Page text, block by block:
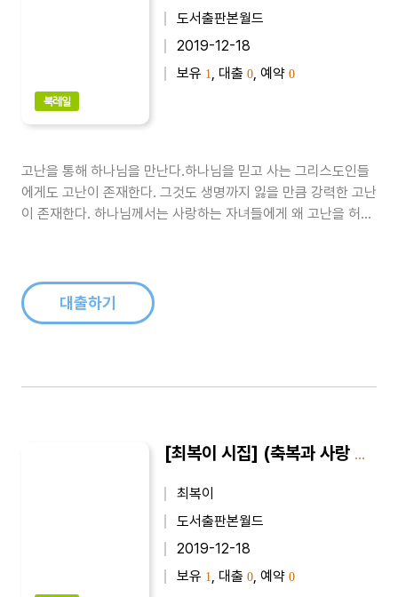
북레일
도서출판본월드
2019-12-18
보유 1 , 대출 0 , 예약 0
고난을 통해 하나님을 만난다.하나님을 믿고 사는 그리스도인들
에게도 고난이 존재한다. 그것도 생명까지 잃을 만큼 강력한 고난
이 존재한다. 하나님께서는 사랑하는 자녀들에게 왜 고난을 허락
하여 승리를 쟁취한 믿음의..
대출하기
[최복이 시집] (축복과 사랑 시) 때론 시간이 필요하다 : 최복이 제8시집
최복이
도서출판본월드
2019-12-18
보유 1 , 대출 0 , 예약 0